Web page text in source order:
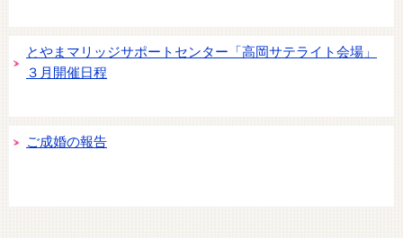
とやまマリッジサポートセンター「高岡サテライト会場」
３月開催日程
ご成婚の報告